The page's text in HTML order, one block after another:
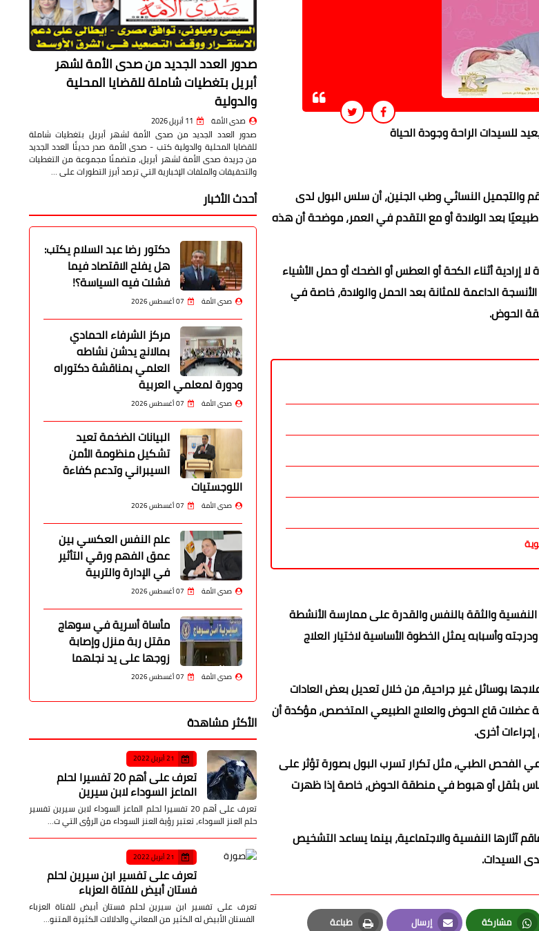
للسيدات الراحة وجودة الحياة
والتجميل النسائي وطب الجنين، أن سلس البول لدى
بعد الولادة أو مع التقدم في العمر، موضحة أن هذه
إرادية أثناء الكحة أو العطس أو الضحك أو حمل الأشياء
الداعمة للمثانة بعد الحمل والولادة، خاصة في
الحوض.
والثقة بالنفس والقدرة على ممارسة الأنشطة
وأسبابه يمثل الخطوة الأساسية لاختيار العلاج
بوسائل غير جراحية، من خلال تعديل بعض العادات
عضلات قاع الحوض والعلاج الطبيعي المتخصص، مؤكدة أن
أخرى.
الفحص الطبي، مثل تكرار تسرب البول بصورة تؤثر على
بثقل أو هبوط في منطقة الحوض، خاصة إذا ظهرت
آثارها النفسية والاجتماعية، بينما يساعد التشخيص
السيدات.
مشاركة إرسال طباعة
صدور العدد الجديد من صدى الأمة لشهر
أبريل بتغطيات شاملة للقضايا المحلية
والدولية
صدى الأمة 11 أبريل 2026
صدور العدد الجديد من صدى الأمة لشهر أبريل بتغطيات شاملة
للقضايا المحلية والدولية كتب - صدى الأمة صدر حديثًا العدد الجديد
من جريدة صدى الأمة لشهر أبريل، متضمنًا مجموعة من التغطيات
والتحقيقات والملفات الإخبارية التي ترصد أبرز التطورات على …
أحدث الأخبار
دكتور رضا عبد السلام يكتب:
هل يفلح الاقتصاد فيما
فشلت فيه السياسة؟!
صدى الأمة 07 أغسطس 2026
مركز الشرفاء الحمادي
بمالانج يدشن نشاطه
العلمي بمناقشة دكتوراه
ودورة لمعلمي العربية
صدى الأمة 07 أغسطس 2026
البيانات الضخمة تعيد
تشكيل منظومة الأمن
السيبراني وتدعم كفاءة
اللوجستيات
صدى الأمة 07 أغسطس 2026
علم النفس العكسي بين
عمق الفهم ورقي التأثير
في الإدارة والتربية
صدى الأمة 07 أغسطس 2026
مأساة أسرية في سوهاج
مقتل ربة منزل وإصابة
زوجها على يد نجلهما
صدى الأمة 07 أغسطس 2026
الأكثر مشاهدة
21 أبريل 2022
تعرف على أهم 20 تفسيرا لحلم
الماعز السوداء لابن سيرين
تعرف على أهم 20 تفسيرا لحلم الماعز السوداء لابن سيرين تفسير
حلم العنز السوداء، تعتبر رؤية العنز السوداء من الرؤى التي ت…
21 أبريل 2022
تعرف على تفسير ابن سيرين لحلم
فستان أبيض للفتاة العزباء
تعرف على تفسير ابن سيرين لحلم فستان أبيض للفتاة العزباء
الفستان الأبيض له الكثير من المعاني والدلالات الكثيرة المتنو…